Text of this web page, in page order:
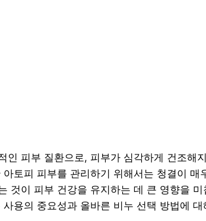
인 피부 질환으로, 피부가 심각하게 건조해
토피 피부를 관리하기 위해서는 청결이 매
것이 피부 건강을 유지하는 데 큰 영향을
용의 중요성과 올바른 비누 선택 방법에